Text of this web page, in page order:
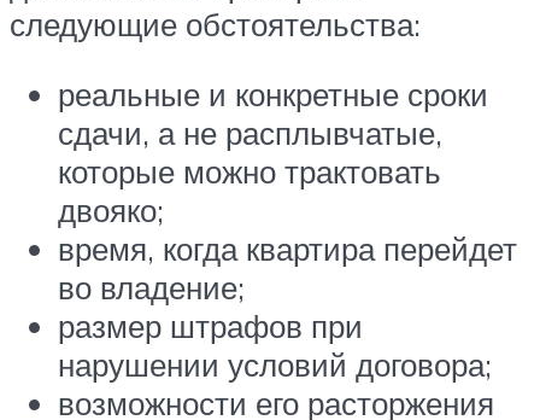
следующие обстоятельства:
реальные и конкретные сроки
сдачи, а не расплывчатые,
которые можно трактовать
двояко;
время, когда квартира перейдет
во владение;
размер штрафов при
нарушении условий договора;
возможности его расторжения